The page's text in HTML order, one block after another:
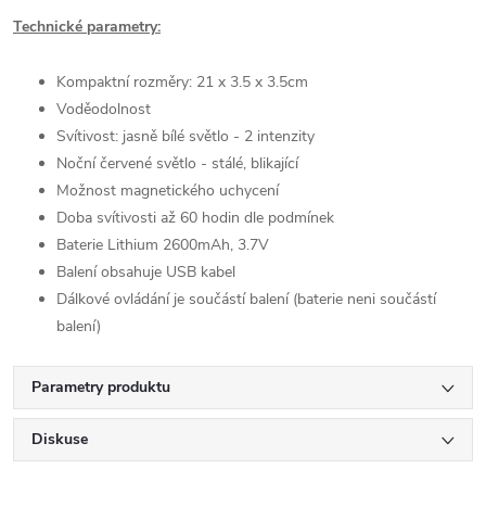
Technické parametry:
Kompaktní rozměry: 21 x 3.5 x 3.5cm
Voděodolnost
Svítivost: jasně bílé světlo - 2 intenzity
Noční červené světlo - stálé, blikající
Možnost magnetického uchycení
Doba svítivosti až 60 hodin dle podmínek
Baterie Lithium 2600mAh, 3.7V
Balení obsahuje USB kabel
Dálkové ovládání je součástí balení (baterie neni součástí
balení)
Parametry produktu
Diskuse